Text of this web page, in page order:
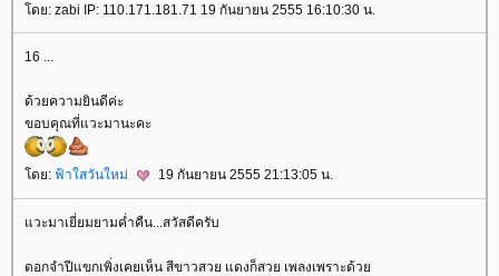
ดย: zabi IP: 110.171.181.71 19 กันยายน 2555 16:10:30 น.
16 ...
ด้วยความยินดีค่ะ
ขอบคุณที่แวะมานะคะ
ดย: ฟ้าใสวันใหม่ 19 กันยายน 2555 21:13:05 น.
วะมาเยี่ยมยามค่ำคืน...สวัสดีครับ
ดอกจำปีแขกเพิ่งเคยเห็น สีขาวสวย แดงก็สวย เพลงเพราะด้ว